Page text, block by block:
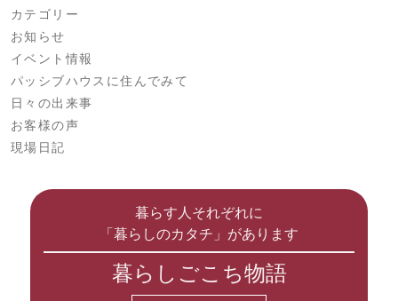
カテゴリー
お知らせ
イベント情報
パッシブハウスに住んでみて
日々の出来事
お客様の声
現場日記
暮らす人それぞれに
「暮らしのカタチ」があります
暮らしごこち物語